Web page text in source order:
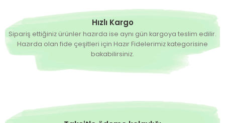
Hazırda Yok
Yahya F1 Tatlı Tarla Kapya Biber Fidesi
0,00 TL
%20
5,52 TL
Hazırda Yok
Hızlı Kargo
Sipariş ettiğiniz ürünler hazırda ise aynı gün kargoya teslim edilir.
Hazırda olan fide çeşitleri için Hazır Fidelerimiz kategorisine
bakabilirsiniz.